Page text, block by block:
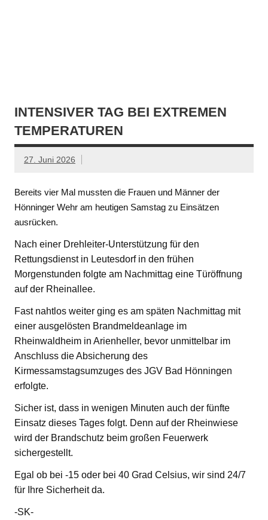
INTENSIVER TAG BEI EXTREMEN
TEMPERATUREN
27. Juni 2026
Bereits vier Mal mussten die Frauen und Männer der
Hönninger Wehr am heutigen Samstag zu Einsätzen
ausrücken.
Nach einer Drehleiter-Unterstützung für den
Rettungsdienst in Leutesdorf in den frühen
Morgenstunden folgte am Nachmittag eine Türöffnung
auf der Rheinallee.
Fast nahtlos weiter ging es am späten Nachmittag mit
einer ausgelösten Brandmeldeanlage im
Rheinwaldheim in Arienheller, bevor unmittelbar im
Anschluss die Absicherung des
Kirmessamstagsumzuges des JGV Bad Hönningen
erfolgte.
Sicher ist, dass in wenigen Minuten auch der fünfte
Einsatz dieses Tages folgt. Denn auf der Rheinwiese
wird der Brandschutz beim großen Feuerwerk
sichergestellt.
Egal ob bei -15 oder bei 40 Grad Celsius, wir sind 24/7
für Ihre Sicherheit da.
-SK-